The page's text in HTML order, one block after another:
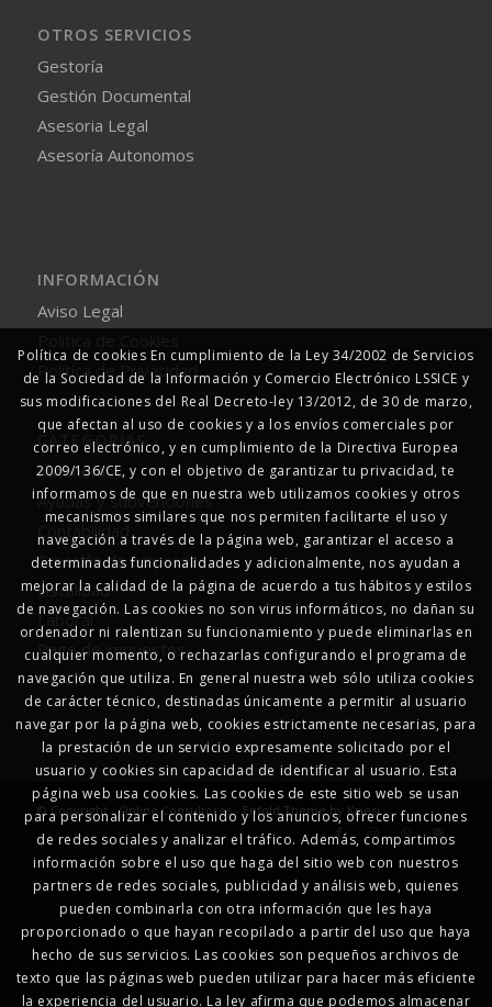
OTROS SERVICIOS
Gestoría
Gestión Documental
Asesoria Legal
Asesoría Autonomos
INFORMACIÓN
Aviso Legal
Política de Privacidad
CATEGORÍAS
Autonomos
Ayudas y subvenciones
Contabilidad
Creación de empresas
Fiscalidad
Laboral
Pago de impuestos
RENTA
© Copyright - Online Consultores -Enfold Theme by Kriesi
Política de cookies En cumplimiento de la Ley 34/2002 de Servicios
de la Sociedad de la Información y Comercio Electrónico LSSICE y
sus modificaciones del Real Decreto-ley 13/2012, de 30 de marzo,
que afectan al uso de cookies y a los envíos comerciales por
correo electrónico, y en cumplimiento de la Directiva Europea
2009/136/CE, y con el objetivo de garantizar tu privacidad, te
informamos de que en nuestra web utilizamos cookies y otros
mecanismos similares que nos permiten facilitarte el uso y
navegación a través de la página web, garantizar el acceso a
determinadas funcionalidades y adicionalmente, nos ayudan a
mejorar la calidad de la página de acuerdo a tus hábitos y estilos
de navegación. Las cookies no son virus informáticos, no dañan su
ordenador ni ralentizan su funcionamiento y puede eliminarlas en
cualquier momento, o rechazarlas configurando el programa de
navegación que utiliza. En general nuestra web sólo utiliza cookies
de carácter técnico, destinadas únicamente a permitir al usuario
navegar por la página web, cookies estrictamente necesarias, para
la prestación de un servicio expresamente solicitado por el
usuario y cookies sin capacidad de identificar al usuario. Esta
página web usa cookies. Las cookies de este sitio web se usan
para personalizar el contenido y los anuncios, ofrecer funciones
de redes sociales y analizar el tráfico. Además, compartimos
información sobre el uso que haga del sitio web con nuestros
partners de redes sociales, publicidad y análisis web, quienes
pueden combinarla con otra información que les haya
proporcionado o que hayan recopilado a partir del uso que haya
hecho de sus servicios. Las cookies son pequeños archivos de
texto que las páginas web pueden utilizar para hacer más eficiente
la experiencia del usuario. La ley afirma que podemos almacenar